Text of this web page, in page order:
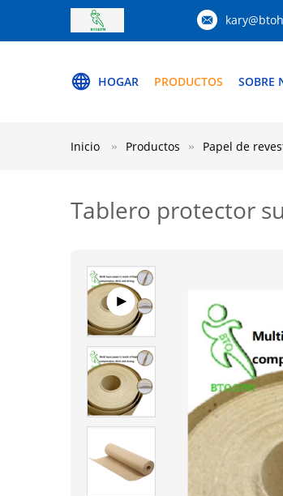
HOGAR PRODUCTOS SOBRE
Inicio Productos Papel de
Tablero protector